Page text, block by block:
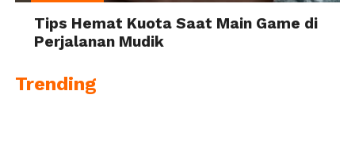
Tips Hemat Kuota Saat Main Game di
Perjalanan Mudik
Trending